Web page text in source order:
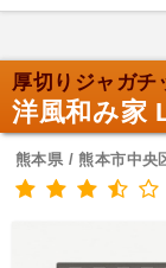
厚切りジャガチ
洋風和み家
熊本県 / 熊本市中央